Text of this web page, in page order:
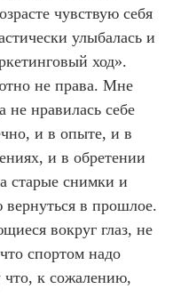
чувствую себя
улыбалась и
ход».
не права. Мне
не нравилась себе
и в опыте, и в
и в обретении
старые снимки и
в прошлое.
вокруг глаз, не
спортом надо
что, к сожалению,